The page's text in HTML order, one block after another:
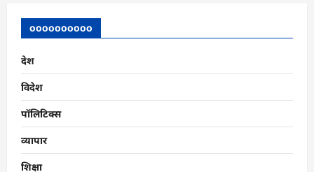
oooooooooo
देश
विदेश
पॉलिटिक्स
व्यापार
शिक्षा